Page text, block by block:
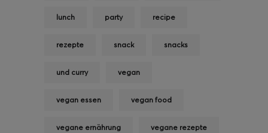
lunch party recipe
rezepte snack snacks
und curry vegan
vegan essen vegan food
vegane ernährung vegane rezepte